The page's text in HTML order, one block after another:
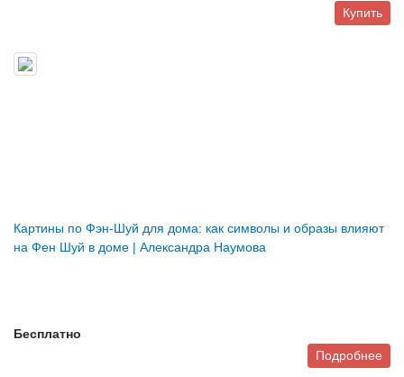
Купить
Картины по Фэн-Шуй для дома: как символы и образы влияют
на Фен Шуй в доме | Александра Наумова
Бесплатно
Подробнее